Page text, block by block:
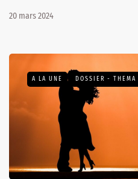
20 mars 2024
A LA UNE DOSSIER - THEMA